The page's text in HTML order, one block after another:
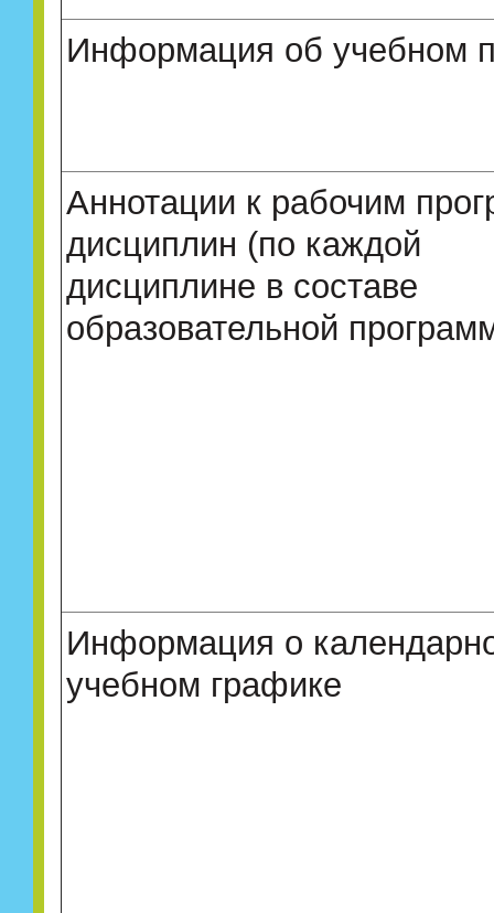
Информация об учебном
Аннотации к рабочим
дисциплин (по каждой
дисциплине в составе
образовательной
Информация о
учебном графике